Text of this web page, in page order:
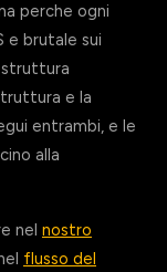
perche ogni
e brutale sui
e la
entrambi, e le
alla
nel nostro
flusso del